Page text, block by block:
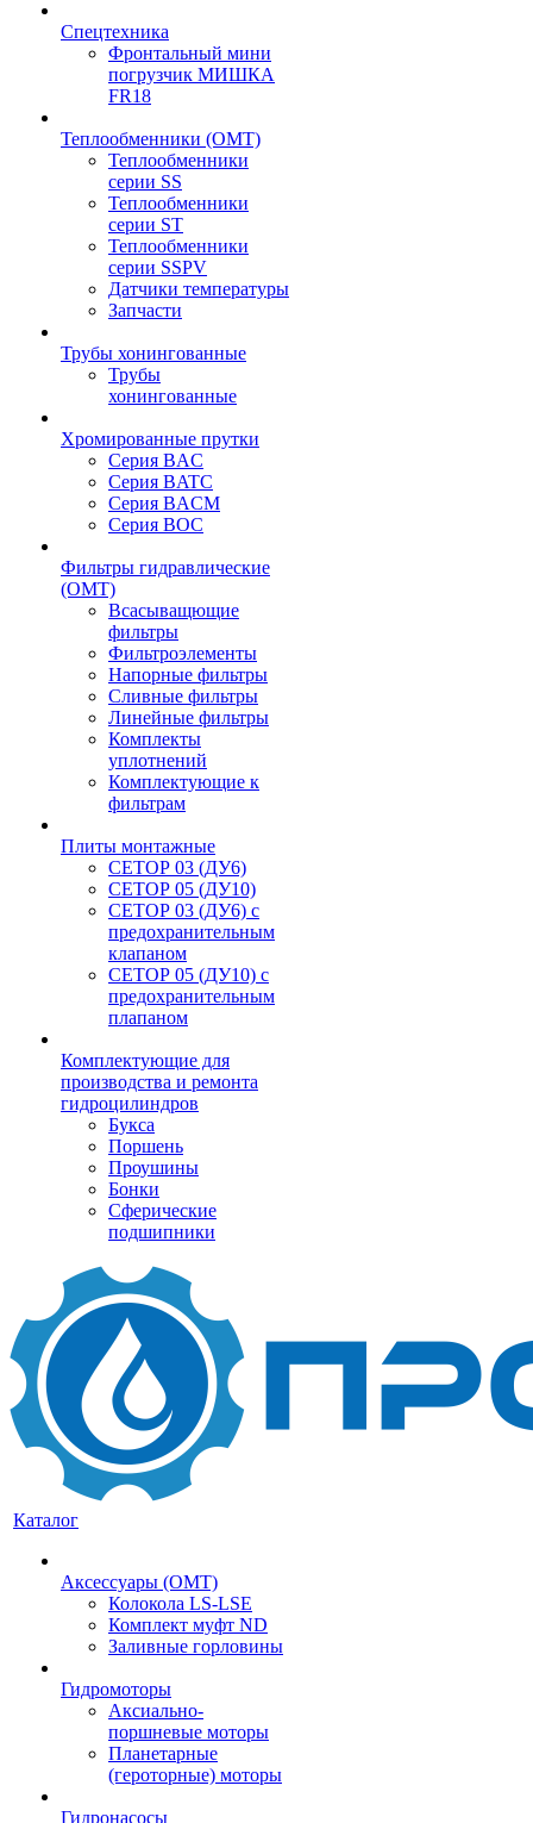
Спецтехника
Фронтальный мини
погрузчик МИШКА
FR18
Теплообменники (OMT)
Теплообменники
серии SS
Теплообменники
серии ST
Теплообменники
серии SSPV
Датчики температуры
Запчасти
Трубы хонингованные
Трубы
хонингованные
Хромированные прутки
Серия BAC
Серия BATC
Серия BACM
Серия BOC
Фильтры гидравлические
(OMT)
Всасыващющие
фильтры
Фильтроэлементы
Напорные фильтры
Сливные фильтры
Линейные фильтры
Комплекты
уплотнений
Комплектующие к
фильтрам
Плиты монтажные
CЕТОР 03 (ДУ6)
CЕТОР 05 (ДУ10)
CЕТОР 03 (ДУ6) с
предохранительным
клапаном
CЕТОР 05 (ДУ10) с
предохранительным
плапаном
Комплектующие для
производства и ремонта
гидроцилиндров
Букса
Поршень
Проушины
Бонки
Сферические
подшипники
Каталог
Аксессуары (OMT)
Колокола LS-LSE
Комплект муфт ND
Заливные горловины
Гидромоторы
Аксиально-
поршневые моторы
Планетарные
(героторные) моторы
Гидронасосы